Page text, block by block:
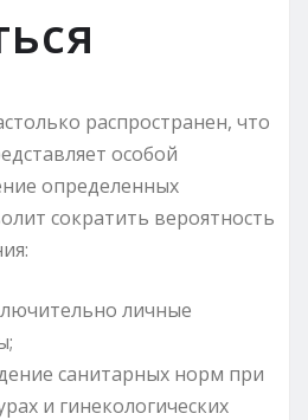
распространен, что
особой
определенных
сократить вероятность
личные
санитарных норм при
и гинекологических